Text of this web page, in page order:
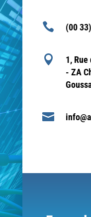
 (00

1,
- ZA
